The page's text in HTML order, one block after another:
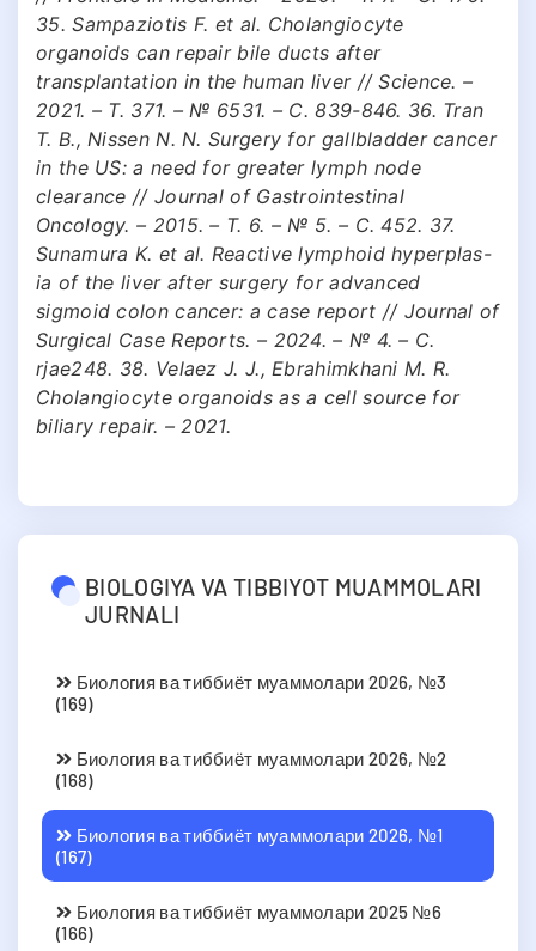
35. Sampaziotis F. et al. Cholangiocyte
organoids can repair bile ducts after
transplantation in the human liver // Science. –
2021. – Т. 371. – № 6531. – С. 839-846. 36. Tran
T. B., Nissen N. N. Surgery for gallbladder cancer
in the US: a need for greater lymph node
clearance // Journal of Gastrointestinal
Oncology. – 2015. – Т. 6. – № 5. – С. 452. 37.
Sunamura K. et al. Reactive lymphoid hyperplas-
ia of the liver after surgery for advanced
sigmoid colon cancer: a case report // Journal of
Surgical Case Reports. – 2024. – № 4. – С.
rjae248. 38. Velaez J. J., Ebrahimkhani M. R.
Cholangiocyte organoids as a cell source for
biliary repair. – 2021.
BIOLOGIYA VA TIBBIYOT MUAMMOLARI
JURNALI
Биология ва тиббиёт муаммолари 2026, №3
(169)
Биология ва тиббиёт муаммолари 2026, №2
(168)
Биология ва тиббиёт муаммолари 2026, №1
(167)
Биология ва тиббиёт муаммолари 2025 №6
(166)